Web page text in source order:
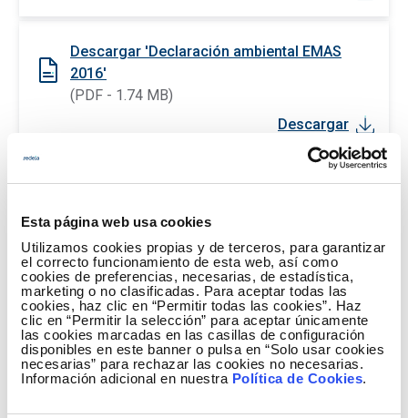
Esta página web usa cookies
Utilizamos cookies propias y de terceros, para garantizar
el correcto funcionamiento de esta web, así como
cookies de preferencias, necesarias, de estadística,
marketing o no clasificadas. Para aceptar todas las
cookies, haz clic en “Permitir todas las cookies”. Haz
clic en “Permitir la selección” para aceptar únicamente
las cookies marcadas en las casillas de configuración
disponibles en este banner o pulsa en “Solo usar cookies
necesarias” para rechazar las cookies no necesarias.
Información adicional en nuestra Política de Cookies.
Descargar 'Declaración ambiental EMAS
2016'
(PDF - 1.74 MB)
Descargar